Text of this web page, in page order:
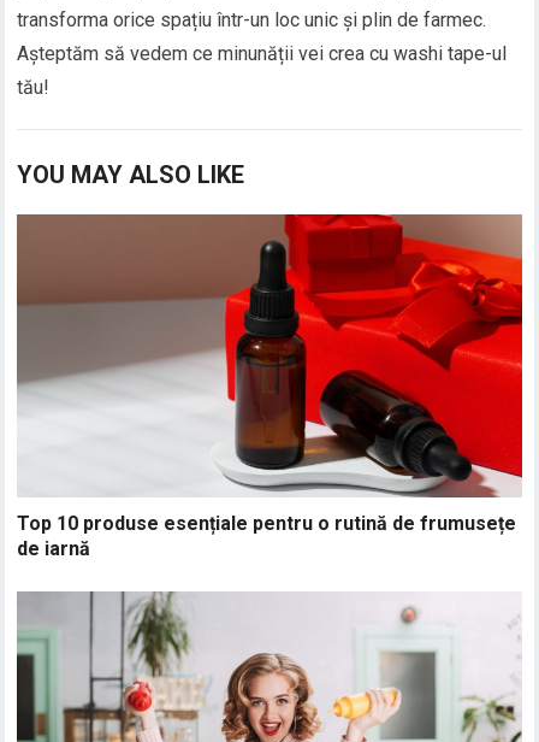
transforma orice spațiu într-un loc unic și plin de farmec.
Așteptăm să vedem ce minunății vei crea cu washi tape-ul
tău!
YOU MAY ALSO LIKE
Top 10 produse esențiale pentru o rutină de frumusețe
de iarnă